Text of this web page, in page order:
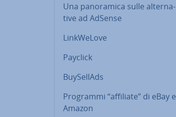
Una pa­no­ra­mi­ca sulle al­ter­na­
ti­ve ad AdSense
Lin­k­We­Lo­ve
Payclick
Buy­Sel­lAds
Programmi “affiliate” di eBay e
Amazon